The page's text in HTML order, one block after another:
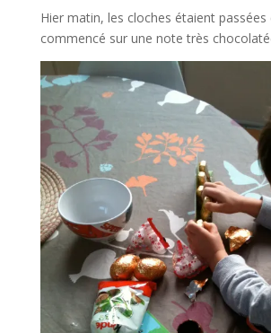
Hier matin, les cloches étaient
commencé sur une note très